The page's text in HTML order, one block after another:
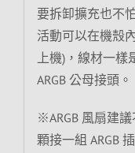
要拆卸擴充也不
活動可以在機殼
上機)，線材一樣
ARGB 公母接頭。
※ARGB 風扇建
顆接一組 ARGB